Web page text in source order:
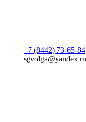
+7 (8442) 73-65-84
sgvolga@yandex.ru